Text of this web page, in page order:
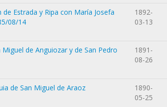
Estrada y Ripa con María Josefa
08/14
1892-
03-13
de Anguiozar y de San Pedro
1891-
08-26
de San Miguel de Araoz
1890-
05-25